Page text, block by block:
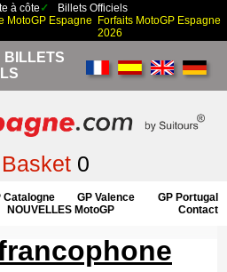
à côte
Billets Officiels
MotoGP Espagne
Forfaits MotoGP Espagne
2026
BILLETS
Basket0
Catalogne GP Valence
GP Portugal
NOUVELLES MotoGP Contact